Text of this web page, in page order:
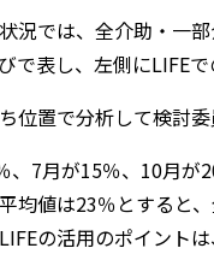
況では、全介助・一
で表し、左側にLIFE
位置で分析して検討委
、7月が15％、10月
均値は23％とすると
の活用のポイント